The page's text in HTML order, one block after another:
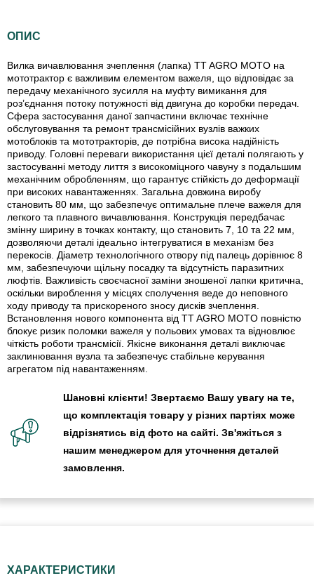
ОПИС
Вилка вичавлювання зчеплення (лапка) TT AGRO MOTO на
мототрактор є важливим елементом важеля, що відповідає за
передачу механічного зусилля на муфту вимикання для
роз’єднання потоку потужності від двигуна до коробки передач.
Сфера застосування даної запчастини включає технічне
обслуговування та ремонт трансмісійних вузлів важких
мотоблоків та мототракторів, де потрібна висока надійність
приводу. Головні переваги використання цієї деталі полягають у
застосуванні методу лиття з високоміцного чавуну з подальшим
механічним обробленням, що гарантує стійкість до деформації
при високих навантаженнях. Загальна довжина виробу
становить 80 мм, що забезпечує оптимальне плече важеля для
легкого та плавного вичавлювання. Конструкція передбачає
змінну ширину в точках контакту, що становить 7, 10 та 22 мм,
дозволяючи деталі ідеально інтегруватися в механізм без
перекосів. Діаметр технологічного отвору під палець дорівнює 8
мм, забезпечуючи щільну посадку та відсутність паразитних
люфтів. Важливість своєчасної заміни зношеної лапки критична,
оскільки вироблення у місцях сполучення веде до неповного
ходу приводу та прискореного зносу дисків зчеплення.
Встановлення нового компонента від TT AGRO MOTO повністю
блокує ризик поломки важеля у польових умовах та відновлює
чіткість роботи трансмісії. Якісне виконання деталі виключає
заклинювання вузла та забезпечує стабільне керування
агрегатом під навантаженням.
Шановні клієнти! Звертаємо Вашу увагу на те,
що комплектація товару у різних партіях може
відрізнятись від фото на сайті. Зв'яжіться з
нашим менеджером для уточнення деталей
замовлення.
ХАРАКТЕРИСТИКИ